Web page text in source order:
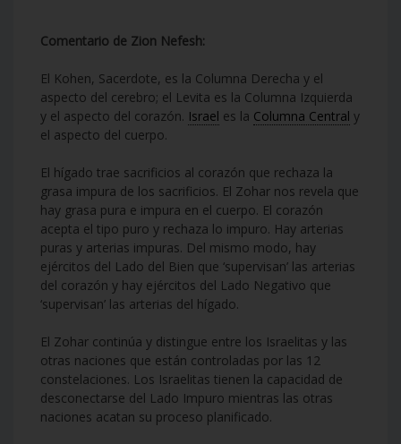
Comentario de Zion Nefesh:
El Kohen, Sacerdote, es la Columna Derecha y el
aspecto del cerebro; el Levita es la Columna Izquierda
y el aspecto del corazón. Israel es la Columna Central y
el aspecto del cuerpo.
El hígado trae sacrificios al corazón que rechaza la
grasa impura de los sacrificios. El Zohar nos revela que
hay grasa pura e impura en el cuerpo. El corazón
acepta el tipo puro y rechaza lo impuro. Hay arterias
puras y arterias impuras. Del mismo modo, hay
ejércitos del Lado del Bien que ‘supervisan’ las arterias
del corazón y hay ejércitos del Lado Negativo que
‘supervisan’ las arterias del hígado.
El Zohar continúa y distingue entre los Israelitas y las
otras naciones que están controladas por las 12
constelaciones. Los Israelitas tienen la capacidad de
desconectarse del Lado Impuro mientras las otras
naciones acatan su proceso planificado.